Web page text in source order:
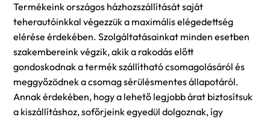
Termékeink országos házhozszállítását saját
teherautóinkkal végezzük a maximális elégedettség
elérése érdekében. Szolgáltatásainkat minden esetben
szakembereink végzik, akik a rakodás előtt
gondoskodnak a termék szállítható csomagolásáról és
meggyőzödnek a csomag sérülésmentes állapotáról.
Annak érdekében, hogy a lehető legjobb árat biztosítsuk
a kiszállításhoz, sofőrjeink egyedül dolgoznak, így